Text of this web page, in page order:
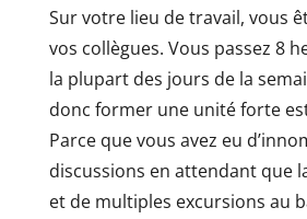
Sur votre lieu de travail, vous
vos collègues. Vous passez 8
la plupart des jours de la
donc former une unité forte
Parce que vous avez eu
discussions en attendant que
et de multiples excursions au